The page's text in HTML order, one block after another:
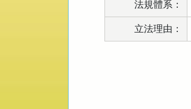
法規體系：
立法理由：